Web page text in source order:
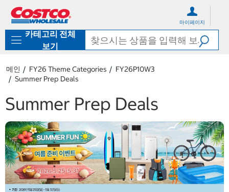
로
기
가
마이페이지
카테고리 전체
보기
메인 FY26 Theme Categories
FY26P10W3
Summer Prep Deals
Summer Prep Deals